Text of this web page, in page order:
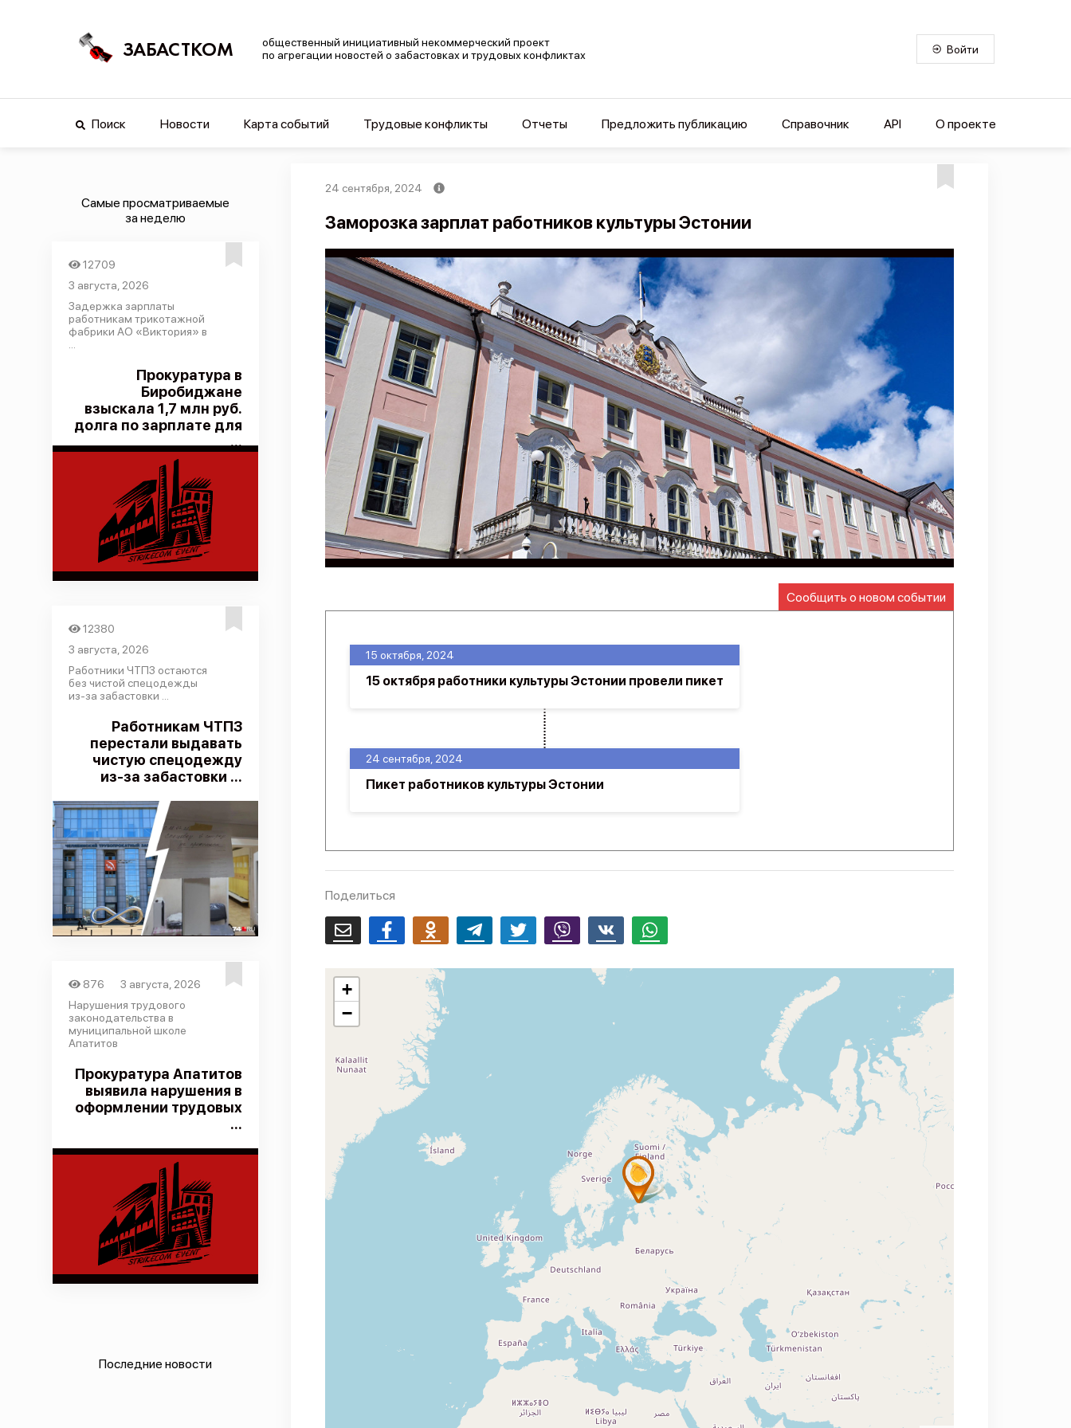
ЗАБАСТКОМ
общественный инициативный некоммерческий проект
по агрегации новостей о забастовках и трудовых конфликтах
Войти
Поиск Новости Карта событий Трудовые конфликты Отчеты Предложить публикацию Справочник API О проекте
Самые просматриваемые
за неделю
12709
3 августа, 2026
Задержка зарплаты
работникам трикотажной
фабрики АО «Виктория» в
Прокуратура в
Биробиджане
взыскала 1,7 млн руб.
долга по зарплате для
...
12380
3 августа, 2026
Работники ЧТПЗ остаются
без чистой спецодежды
из-за забастовки ...
Работникам ЧТПЗ
перестали выдавать
чистую спецодежду
из-за забастовки ...
876
3 августа, 2026
Нарушения трудового
законодательства в
муниципальной школе
Апатитов
Прокуратура Апатитов
выявила нарушения в
оформлении трудовых
...
Последние новости
24 сентября, 2024
Заморозка зарплат работников культуры Эстонии
Сообщить о новом событии
24 сентября, 2024
Пикет работников культуры Эстонии
15 октября, 2024
15 октября работники культуры Эстонии провели пикет
Поделиться
Email FacebookOdnoklassnikiTelegram Twitter Viber Whatsapp
+
−